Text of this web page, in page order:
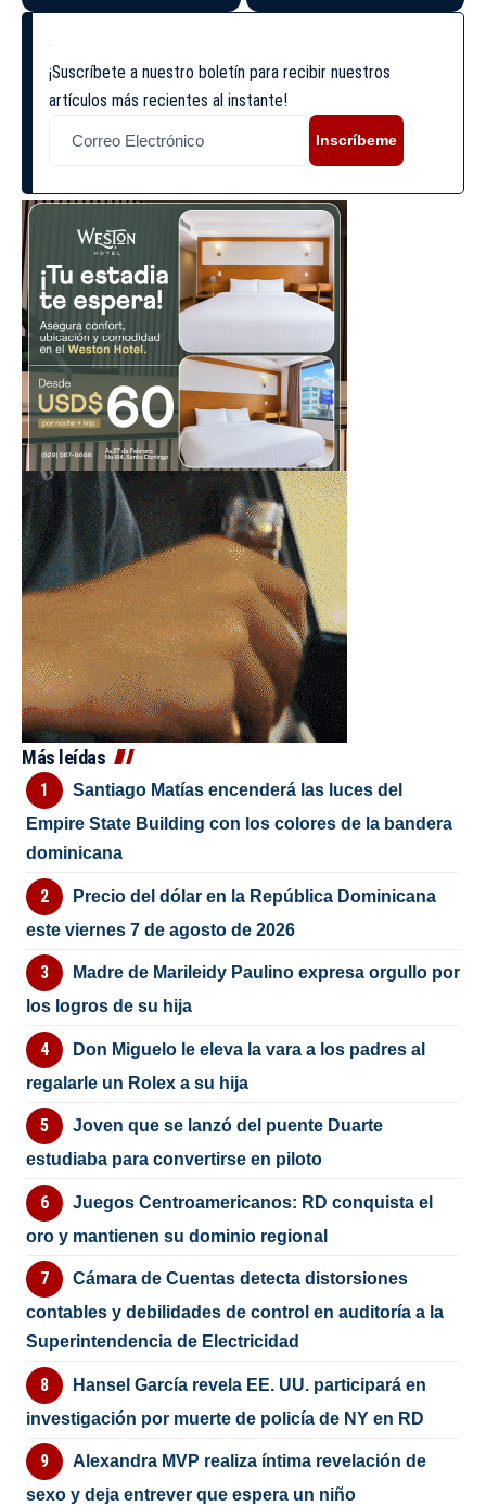
¡Suscríbete a nuestro boletín para recibir nuestros
artículos más recientes al instante!
Inscríbeme
Más leídas
Santiago Matías encenderá las luces del
Empire State Building con los colores de la bandera
dominicana
Precio del dólar en la República Dominicana
este viernes 7 de agosto de 2026
Madre de Marileidy Paulino expresa orgullo por
los logros de su hija
Don Miguelo le eleva la vara a los padres al
regalarle un Rolex a su hija
Joven que se lanzó del puente Duarte
estudiaba para convertirse en piloto
Juegos Centroamericanos: RD conquista el
oro y mantienen su dominio regional
Cámara de Cuentas detecta distorsiones
contables y debilidades de control en auditoría a la
Superintendencia de Electricidad
Hansel García revela EE. UU. participará en
investigación por muerte de policía de NY en RD
Alexandra MVP realiza íntima revelación de
sexo y deja entrever que espera un niño